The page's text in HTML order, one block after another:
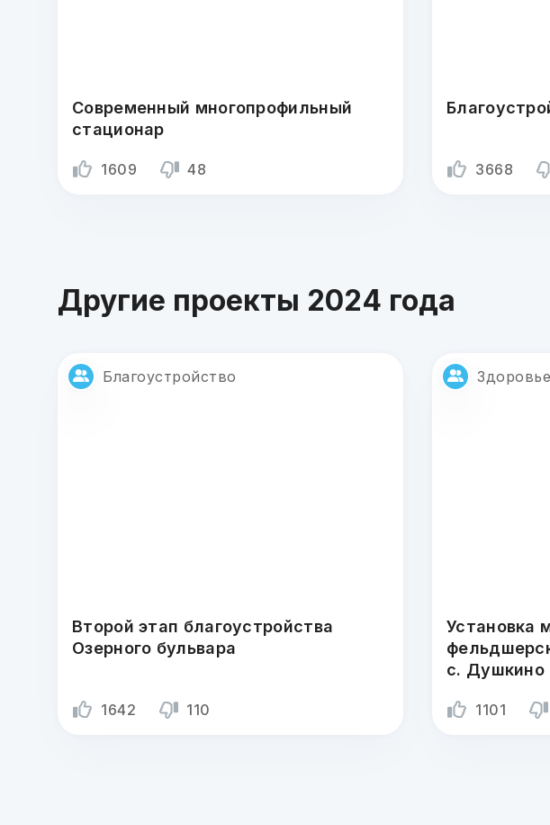
Современный многопрофильный
стационар
1609 48 3668
Другие проекты 2024 года
Благоустройство
Второй этап благоустройства
Озерного бульвара
1642 110
Установка
с. Душкино
1101